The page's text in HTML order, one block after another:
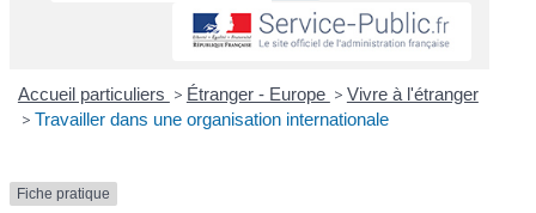
Accueil particuliers > Étranger - Europe > Vivre à l'étranger
> Travailler dans une organisation internationale
Fiche pratique